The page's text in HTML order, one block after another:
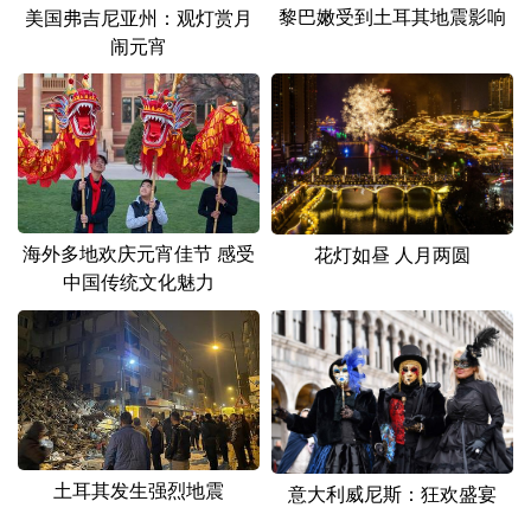
美国弗吉尼亚州：观灯赏月
闹元宵
黎巴嫩受到土耳其地震影响
海外多地欢庆元宵佳节 感受
中国传统文化魅力
花灯如昼 人月两圆
土耳其发生强烈地震 意大利威尼斯：狂欢盛宴